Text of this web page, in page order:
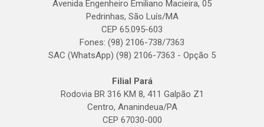
Avenida Engenheiro Emiliano Macieira, 05
Pedrinhas, São Luís/MA
CEP 65.095-603
Fones: (98) 2106-738/7363
SAC (WhatsApp) (98) 2106-7363 - Opção 5
Filial Pará
Rodovia BR 316 KM 8, 411 Galpão Z1
Centro, Ananindeua/PA
CEP 67030-000